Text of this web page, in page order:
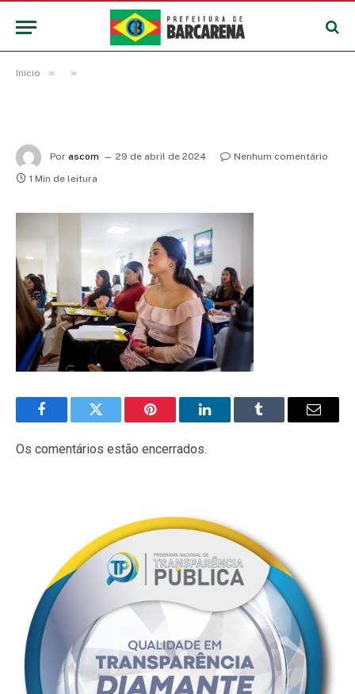
Início » »
Por ascom 29 de abril de 2024
Nenhum comentário
1 Min de leitura
FacebookTwitter Pinterest LinkedInTumblr
E-
Os comentários estão encerrados.